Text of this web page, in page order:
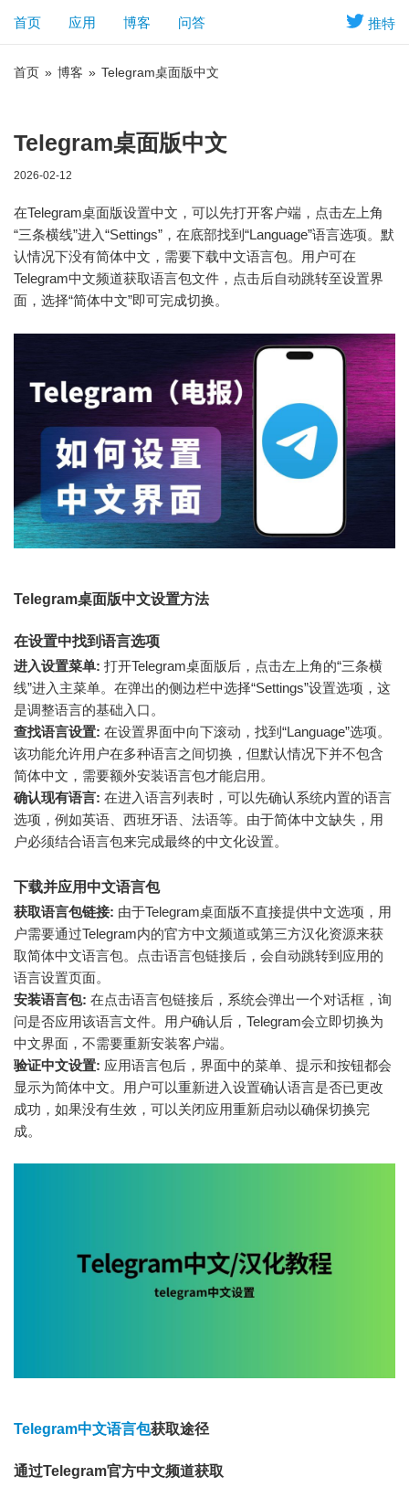
推特
首页 应用 博客 问答
首页 » 博客 » Telegram桌面版中文
Telegram桌面版中文
2026-02-12
在Telegram桌面版设置中文，可以先打开客户端，点击左上角
“三条横线”进入“Settings”，在底部找到“Language”语言选项。默
认情况下没有简体中文，需要下载中文语言包。用户可在
Telegram中文频道获取语言包文件，点击后自动跳转至设置界
面，选择“简体中文”即可完成切换。
Telegram桌面版中文设置方法
在设置中找到语言选项
进入设置菜单: 打开Telegram桌面版后，点击左上角的“三条横
线”进入主菜单。在弹出的侧边栏中选择“Settings”设置选项，这
是调整语言的基础入口。
查找语言设置: 在设置界面中向下滚动，找到“Language”选项。
该功能允许用户在多种语言之间切换，但默认情况下并不包含
简体中文，需要额外安装语言包才能启用。
确认现有语言: 在进入语言列表时，可以先确认系统内置的语言
选项，例如英语、西班牙语、法语等。由于简体中文缺失，用
户必须结合语言包来完成最终的中文化设置。
下载并应用中文语言包
获取语言包链接: 由于Telegram桌面版不直接提供中文选项，用
户需要通过Telegram内的官方中文频道或第三方汉化资源来获
取简体中文语言包。点击语言包链接后，会自动跳转到应用的
语言设置页面。
安装语言包: 在点击语言包链接后，系统会弹出一个对话框，询
问是否应用该语言文件。用户确认后，Telegram会立即切换为
中文界面，不需要重新安装客户端。
验证中文设置: 应用语言包后，界面中的菜单、提示和按钮都会
显示为简体中文。用户可以重新进入设置确认语言是否已更改
成功，如果没有生效，可以关闭应用重新启动以确保切换完
成。
Telegram中文语言包获取途径
通过Telegram官方中文频道获取